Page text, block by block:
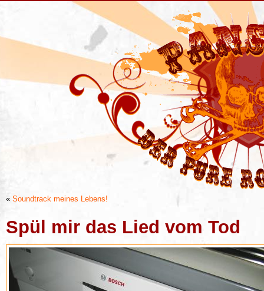
« Soundtrack meines Lebens!
Spül mir das Lied vom Tod